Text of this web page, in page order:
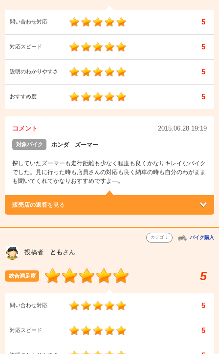
問い合わせ対応 5
対応スピード 5
説明のわかりやすさ 5
おすすめ度 5
コメント 2015.06.28 19:19
対象バイク ホンダ ズーマー
探していたズーマーも走行距離も少なく程度も良くかなりキレイなバイク
でした。見に行った時も店員さんの対応も良く納車の時も自分のわがまま
も聞いてくれてかなりおすすめですよ―。
販売店の返答を見る
カテゴリ バイク購入
投稿者 ともさん
総合満足度 5
問い合わせ対応 5
対応スピード 5